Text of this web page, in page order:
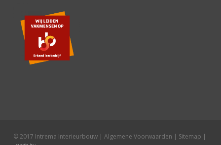
© 2017 Intrema Interieurbouw | Algemene Voorwaarden | Sitemap |